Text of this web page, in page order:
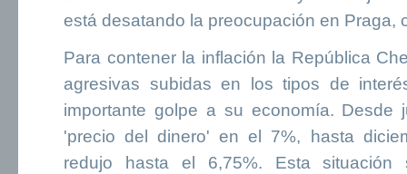
está desatando la preocupación en Praga,
Para contener la inflación la República
agresivas subidas en los tipos de
importante golpe a su economía. Desde
'precio del dinero' en el 7%, hasta
redujo hasta el 6,75%. Esta